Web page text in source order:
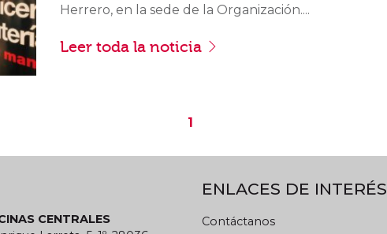
Herrero, en la sede de la Organización....
Leer toda la noticia
1
CENTRALES
ENLACES DE INTERÉS
Contáctanos